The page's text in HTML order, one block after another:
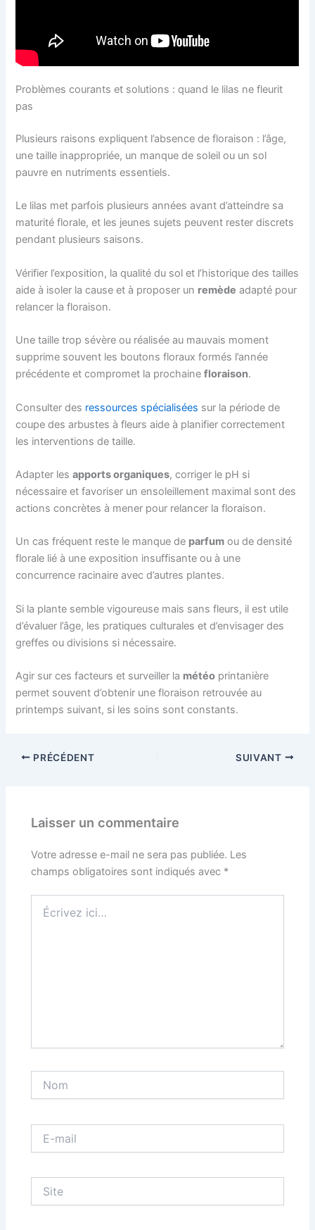
Problèmes courants et solutions : quand le lilas ne fleurit
pas
Plusieurs raisons expliquent l’absence de floraison : l’âge,
une taille inappropriée, un manque de soleil ou un sol
pauvre en nutriments essentiels.
Le lilas met parfois plusieurs années avant d’atteindre sa
maturité florale, et les jeunes sujets peuvent rester discrets
pendant plusieurs saisons.
Vérifier l’exposition, la qualité du sol et l’historique des tailles
aide à isoler la cause et à proposer un remède adapté pour
relancer la floraison.
Une taille trop sévère ou réalisée au mauvais moment
supprime souvent les boutons floraux formés l’année
précédente et compromet la prochainefloraison.
Consulter des ressources spécialisées sur la période de
coupe des arbustes à fleurs aide à planifier correctement
les interventions de taille.
Adapter lesapports organiques, corriger le pH si
nécessaire et favoriser un ensoleillement maximal sont des
actions concrètes à mener pour relancer la floraison.
Un cas fréquent reste le manque de parfum ou de densité
florale lié à une exposition insuffisante ou à une
concurrence racinaire avec d’autres plantes.
Si la plante semble vigoureuse mais sans fleurs, il est utile
d’évaluer l’âge, les pratiques culturales et d’envisager des
greffes ou divisions si nécessaire.
Agir sur ces facteurs et surveiller la météo printanière
permet souvent d’obtenir une floraison retrouvée au
printemps suivant, si les soins sont constants.
PRÉCÉDENT SUIVANT
Laisser un commentaire
Votre adresse e-mail ne sera pas publiée. Les
champs obligatoires sont indiqués avec *
ici…
mail